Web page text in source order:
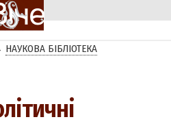
НАУКОВА БІБЛІОТЕКА